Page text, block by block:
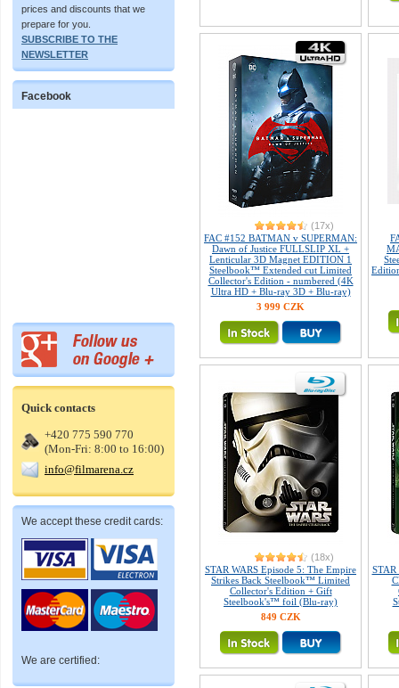
prices and discounts that we
prepare for you.
SUBSCRIBE TO THE
NEWSLETTER
Facebook
Quick contacts
+420 775 590 770
(Mon-Fri: 8:00 to 16:00)
info@filmarena.cz
We accept these credit cards:
We are certified:
(17x)
FAC #152 BATMAN v SUPERMAN:
Dawn of Justice FULLSLIP XL +
Lenticular 3D Magnet EDITION 1
Steelbook™ Extended cut Limited
Collector's Edition - numbered (4K
Ultra HD + Blu-ray 3D + Blu-ray)
3 999 CZK
(18x)
STAR WARS Episode 5: The Empire
Strikes Back Steelbook™ Limited
Collector's Edition + Gift
Steelbook's™ foil (Blu-ray)
849 CZK
STAR